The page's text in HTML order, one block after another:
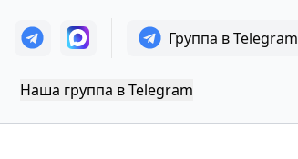
Группа в Telegram
Наша группа в Telegram